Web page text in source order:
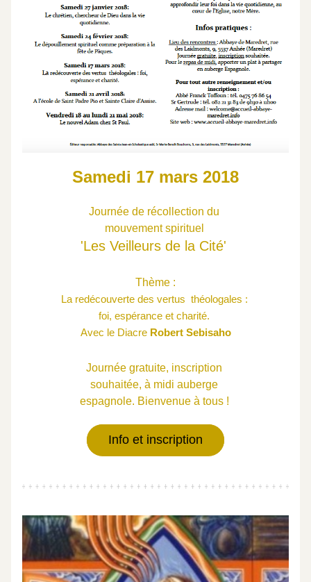
Samedi 17 mars 2018
Journée de récollection du
mouvement spirituel
'Les Veilleurs de la Cité'
Thème :
La redécouverte des vertus  théologales :
foi, espérance et charité.
Avec le Diacre Robert Sebisaho
Journée gratuite, inscription
souhaitée, à midi auberge
espagnole. Bienvenue à tous !
Info et inscription